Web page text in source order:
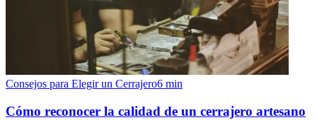
Consejos para Elegir un Cerrajero6 min
Cómo reconocer la calidad de un cerrajero artesano